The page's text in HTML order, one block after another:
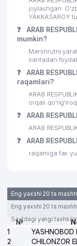
joylashgan:
YAKKASAROY
❓
ARAB
mumkin?
Marshrutni
xaritadan
❓
ARAB
raqamlari?
ARAB
orqali
❓ ARAB
ARAB
❓ ARAB
raqamiga fax
Eng yaxshi 20 ta
Eng yaxshi 20 ta
Saytdagi yangi
№
1
2